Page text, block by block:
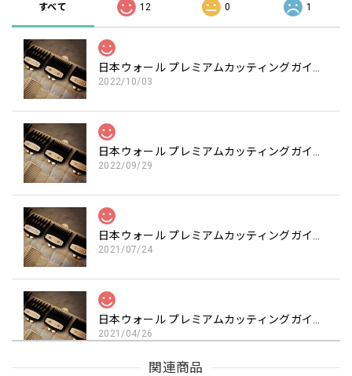
すべて 12 0 1
2022/10/03
2022/09/29
2021/07/24
2021/04/26
関連商品